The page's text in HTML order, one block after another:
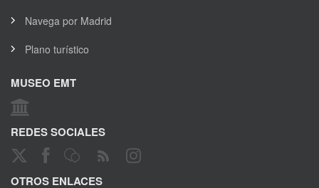
Navega por Madrid
Plano turístico
MUSEO EMT
REDES SOCIALES
OTROS ENLACES